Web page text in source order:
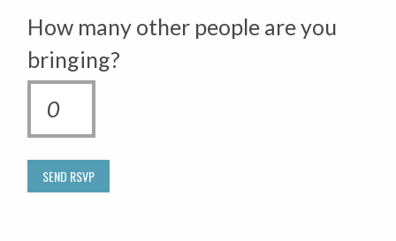
How many other people are you
bringing?